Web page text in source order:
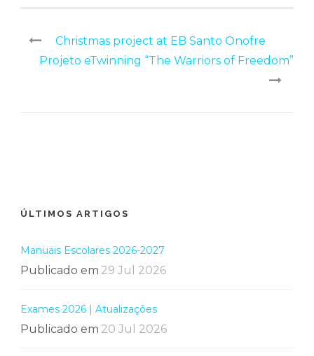
Christmas project at EB Santo Onofre
Projeto eTwinning “The Warriors of Freedom”
ÚLTIMOS ARTIGOS
Manuais Escolares 2026-2027
Publicado em 29 Jul 2026
Exames 2026 | Atualizações
Publicado em 20 Jul 2026